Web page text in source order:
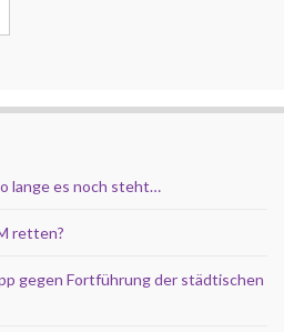
lange es noch steht…
retten?
gegen Fortführung der städtischen